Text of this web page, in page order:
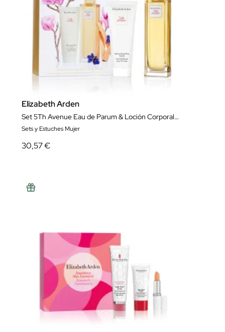
Elizabeth Arden
Set 5Th Avenue Eau de Parum & Loción Corporal Hidrantante 5Th Avenue
Sets y Estuches Mujer
30,57 €